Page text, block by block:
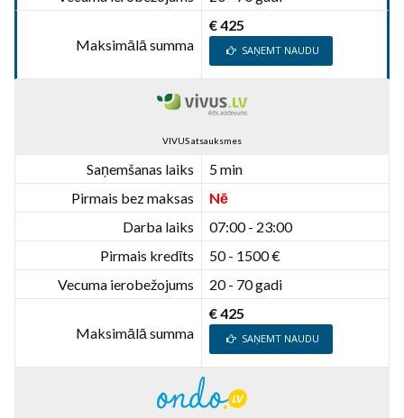
Maksimālā summa
€ 425
SAŅEMT NAUDU
VIVUS atsauksmes
Saņemšanas laiks
5 min
Pirmais bez maksas
Nē
Darba laiks
07:00 - 23:00
Pirmais kredīts
50 - 1500 €
Vecuma ierobežojums
20 - 70 gadi
Maksimālā summa
€ 425
SAŅEMT NAUDU